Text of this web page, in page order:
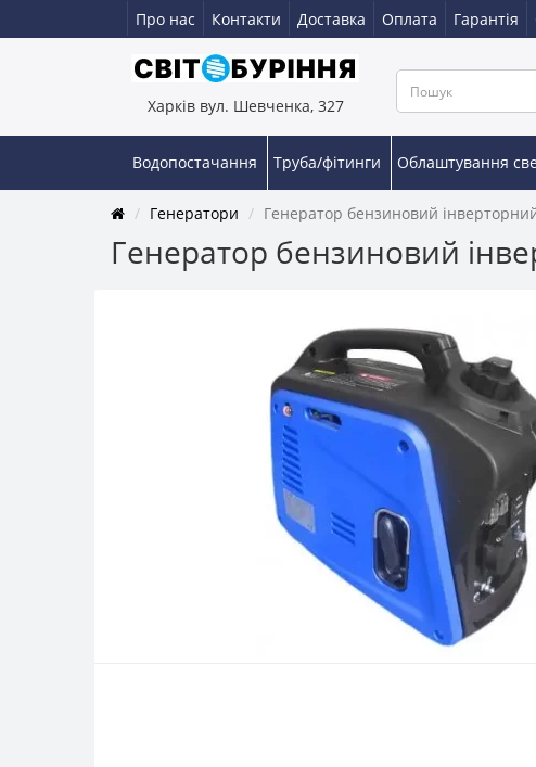
Про нас Контакти Доставка Оплата Гарантія
Харків вул. Шевченка, 327
Водопостачання Труба/фітинги Облаштування
Генератори Генератор бензиновий
Генератор бензиновий